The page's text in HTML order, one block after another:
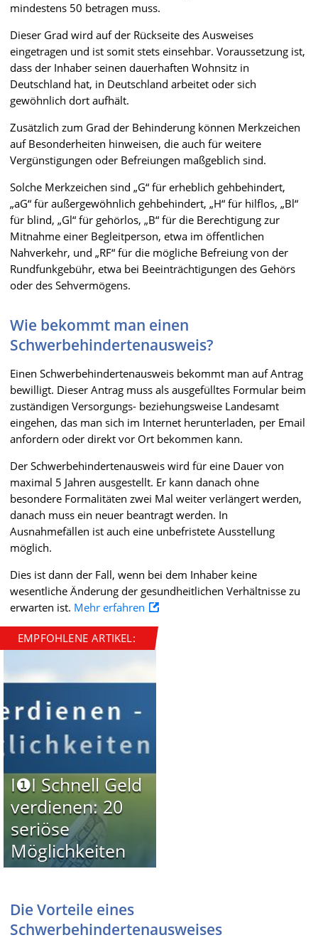
mindestens 50 betragen muss.
Dieser Grad wird auf der Rückseite des Ausweises
eingetragen und ist somit stets einsehbar. Voraussetzung ist,
dass der Inhaber seinen dauerhaften Wohnsitz in
Deutschland hat, in Deutschland arbeitet oder sich
gewöhnlich dort aufhält.
Zusätzlich zum Grad der Behinderung können Merkzeichen
auf Besonderheiten hinweisen, die auch für weitere
Vergünstigungen oder Befreiungen maßgeblich sind.
Solche Merkzeichen sind „G“ für erheblich gehbehindert,
„aG“ für außergewöhnlich gehbehindert, „H“ für hilflos, „Bl“
für blind, „Gl“ für gehörlos, „B“ für die Berechtigung zur
Mitnahme einer Begleitperson, etwa im öffentlichen
Nahverkehr, und „RF“ für die mögliche Befreiung von der
Rundfunkgebühr, etwa bei Beeinträchtigungen des Gehörs
oder des Sehvermögens.
Wie bekommt man einen
Schwerbehindertenausweis?
Einen Schwerbehindertenausweis bekommt man auf Antrag
bewilligt. Dieser Antrag muss als ausgefülltes Formular beim
zuständigen Versorgungs- beziehungsweise Landesamt
eingehen, das man sich im Internet herunterladen, per Email
anfordern oder direkt vor Ort bekommen kann.
Der Schwerbehindertenausweis wird für eine Dauer von
maximal 5 Jahren ausgestellt. Er kann danach ohne
besondere Formalitäten zwei Mal weiter verlängert werden,
danach muss ein neuer beantragt werden. In
Ausnahmefällen ist auch eine unbefristete Ausstellung
möglich.
Dies ist dann der Fall, wenn bei dem Inhaber keine
wesentliche Änderung der gesundheitlichen Verhältnisse zu
erwarten ist. Mehr erfahren
EMPFOHLENE ARTIKEL:
I❶I Schnell Geld
verdienen: 20
seriöse
Möglichkeiten
Die Vorteile eines
Schwerbehindertenausweises